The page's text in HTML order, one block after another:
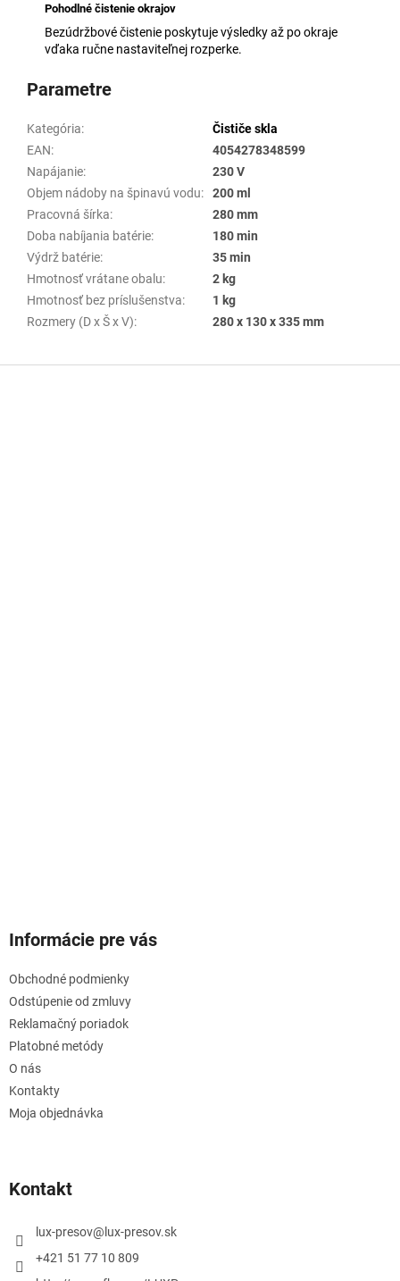
Pohodlné čistenie okrajov
Bezúdržbové čistenie poskytuje výsledky až po okraje
vďaka ručne nastaviteľnej rozperke.
Parametre
Kategória:
Čističe skla
EAN:
4054278348599
Napájanie:
230 V
Objem nádoby na špinavú vodu:
200 ml
Pracovná šírka:
280 mm
Doba nabíjania batérie:
180 min
Výdrž batérie:
35 min
Hmotnosť vrátane obalu:
2 kg
Hmotnosť bez príslušenstva:
1 kg
Rozmery (D x Š x V): 280 x 130 x 335 mm
Informácie pre vás
Obchodné podmienky
Odstúpenie od zmluvy
Reklamačný poriadok
Platobné metódy
O nás
Kontakty
Moja objednávka
Kontakt
lux-presov@ lux-presov.sk
+421 51 77 10 809